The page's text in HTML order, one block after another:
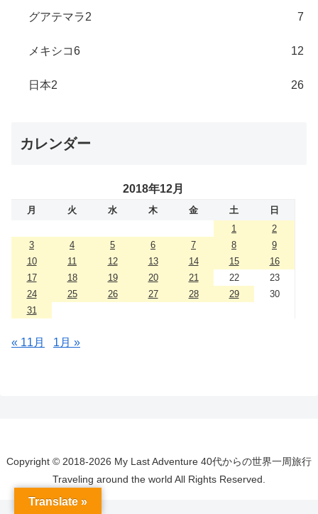
グアテマラ2 7
メキシコ6 12
日本2 26
カレンダー
2018年12月
月 火 水 木 金 土
日
1
2
3
4 5 6 7 8
9
10
11 12 13 14 15
16
17
18 19 20 21 22
23
24
25 26 27 28 29
30
31
« 11月 1月 »
Copyright © 2018-2026 My Last Adventure 40代からの世界一周旅行
Traveling around the world All Rights Reserved.
Translate »